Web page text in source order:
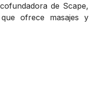
de Scape,
ofrece masajes y